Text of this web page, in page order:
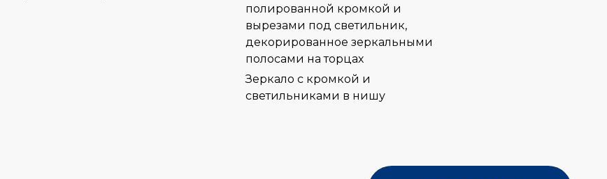
Зеркало с кромкой и
светильниками в нишу